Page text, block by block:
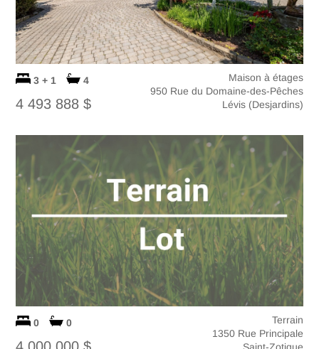
3 + 1 4
4 493 888 $
Maison à étages
950 Rue du Domaine-des-Pêches
Lévis (Desjardins)
0 0
Terrain
1350 Rue Principale